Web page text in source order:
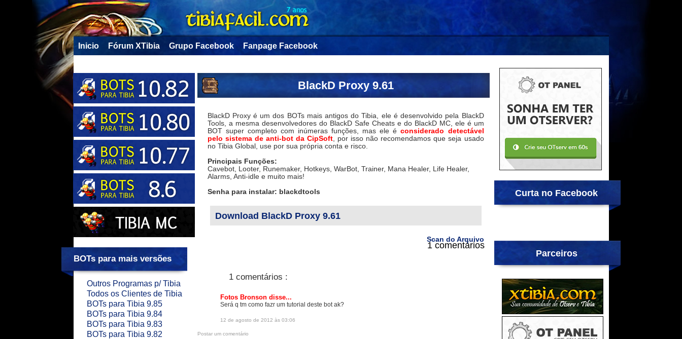
Inicio Fórum XTibia Grupo Facebook Fanpage Facebook
BOTs para mais versões
Outros Programas p/ Tibia
Todos os Clientes de Tibia
BOTs para Tibia 9.85
BOTs para Tibia 9.84
BOTs para Tibia 9.83
BOTs para Tibia 9.82
BlackD Proxy 9.61
BlackD Proxy é um dos BOTs mais antigos do Tibia, ele é desenvolvido pela BlackD
Tools, a mesma desenvolvedores do BlackD Safe Cheats e do BlackD MC, ele é um
BOT super completo com inúmeras funções, mas ele éconsiderado detectável
pelo sistema de anti-bot da CipSoft, por isso não recomendamos que seja usado
no Tibia Global, use por sua própria conta e risco.
Principais Funções:
Cavebot, Looter, Runemaker, Hotkeys, WarBot, Trainer, Mana Healer, Life Healer,
Alarms, Anti-idle e muito mais!
Senha para instalar: blackdtools
Download BlackD Proxy 9.61
Scan do Arquivo
1 comentários
1 comentários :
Fotos Bronson disse...
Será q tm como fazr um tutorial deste bot ak?
12 de agosto de 2012 às 03:06
Postar um comentário
Curta no Facebook
Parceiros